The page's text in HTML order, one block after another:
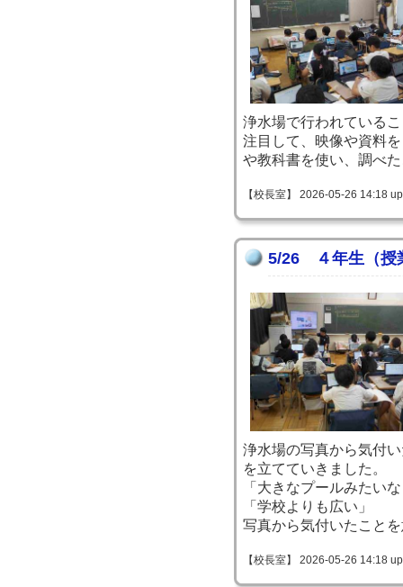
浄水場で行われている
注目して、映像や資料
や教科書を使い、調べ
【校長室】 2026-05-26 14:18
5/26 ４年生（授
浄水場の写真から気付
を立てていきました。
「大きなプールみたい
「学校よりも広い」
写真から気付いたこと
【校長室】 2026-05-26 14:18